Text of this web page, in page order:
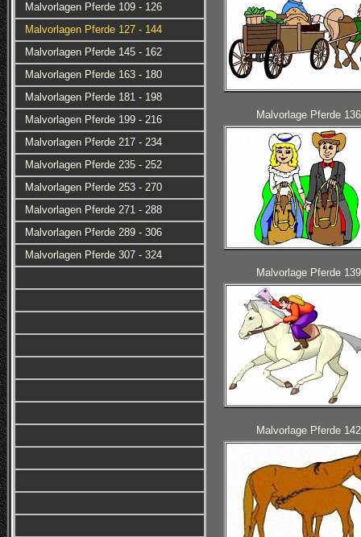
Malvorlagen Pferde 109 - 126
Malvorlagen Pferde 127 - 144
Malvorlagen Pferde 145 - 162
Malvorlagen Pferde 163 - 180
Malvorlagen Pferde 181 - 198
Malvorlagen Pferde 199 - 216
Malvorlagen Pferde 217 - 234
Malvorlagen Pferde 235 - 252
Malvorlagen Pferde 253 - 270
Malvorlagen Pferde 271 - 288
Malvorlagen Pferde 289 - 306
Malvorlagen Pferde 307 - 324
Malvorlage Pferde 136
Malvorlage Pferde 139
Malvorlage Pferde 142